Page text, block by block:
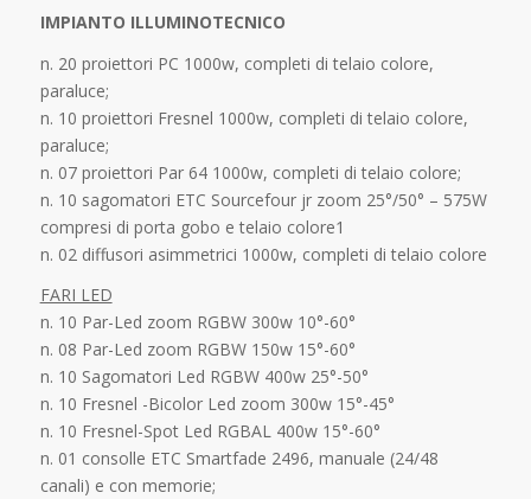
IMPIANTO ILLUMINOTECNICO
n. 20 proiettori PC 1000w, completi di telaio colore,
paraluce;
n. 10 proiettori Fresnel 1000w, completi di telaio colore,
paraluce;
n. 07 proiettori Par 64 1000w, completi di telaio colore;
n. 10 sagomatori ETC Sourcefour jr zoom 25°/50° – 575W
compresi di porta gobo e telaio colore1
n. 02 diffusori asimmetrici 1000w, completi di telaio colore
FARI LED
n. 10 Par-Led zoom RGBW 300w 10°-60°
n. 08 Par-Led zoom RGBW 150w 15°-60°
n. 10 Sagomatori Led RGBW 400w 25°-50°
n. 10 Fresnel -Bicolor Led zoom 300w 15°-45°
n. 10 Fresnel-Spot Led RGBAL 400w 15°-60°
n. 01 consolle ETC Smartfade 2496, manuale (24/48
canali) e con memorie;